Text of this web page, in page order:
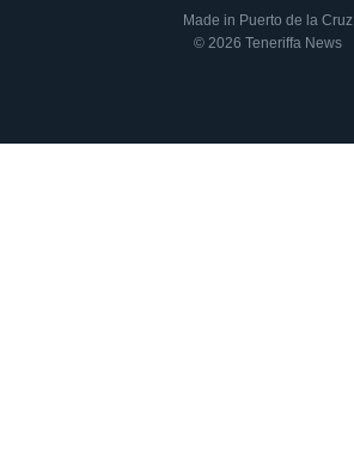
Made in Puerto de la Cruz
© 2026 Teneriffa News